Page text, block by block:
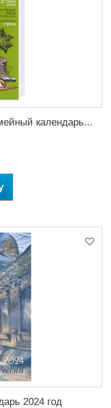
календарь...
2024 год